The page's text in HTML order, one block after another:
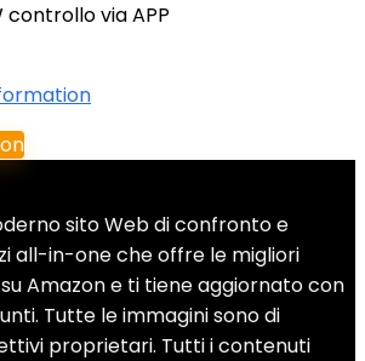
controllo via APP
sito Web di confronto e
all-in-one che offre le migliori
Amazon e ti tiene aggiornato con
Tutte le immagini sono di
proprietari. Tutti i contenuti